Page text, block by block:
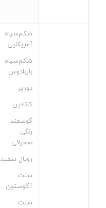
شکم‌سیاه
آمریکایی
شکم‌سیاه
باربادوس
دورپر
کاتادین
گوسفند
رنگی
صحرائی
رویال سفید
سنت
آگوستین
سنت